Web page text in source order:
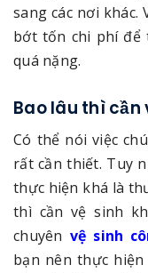
sang các nơi khác.
bớt tốn chi phí để
quá nặng.
Bao lâu thì cần
Có thể nói việc
rất cần thiết. Tuy
thực hiện khá là
thì cần vệ sinh
chuyên vệ sinh
bạn nên thực